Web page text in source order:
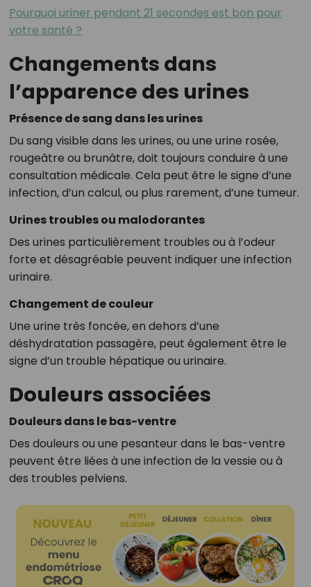
Pourquoi uriner pendant 21 secondes est bon pour
votre santé ?
Changements dans
l’apparence des urines
Présence de sang dans les urines
Du sang visible dans les urines, ou une urine rosée,
rougeâtre ou brunâtre, doit toujours conduire à une
consultation médicale. Cela peut être le signe d’une
infection, d’un calcul, ou plus rarement, d’une tumeur.
Urines troubles ou malodorantes
Des urines particulièrement troubles ou à l’odeur
forte et désagréable peuvent indiquer une infection
urinaire.
Changement de couleur
Une urine très foncée, en dehors d’une
déshydratation passagère, peut également être le
signe d’un trouble hépatique ou urinaire.
Douleurs associées
Douleurs dans le bas-ventre
Des douleurs ou une pesanteur dans le bas-ventre
peuvent être liées à une infection de la vessie ou à
des troubles pelviens.